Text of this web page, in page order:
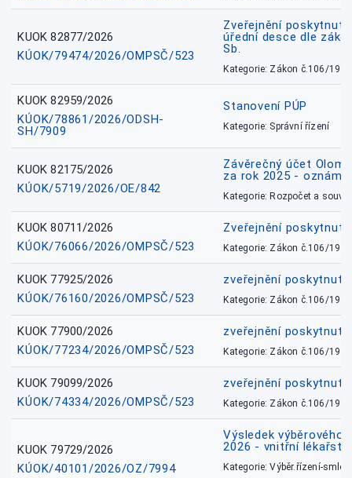
KUOK 82877/2026
KÚOK/79474/2026/OMPSČ/523
Zveřejnění
úřední desce dle
Sb.
Kategorie: Zákon č.106/1999
KUOK 82959/2026
KÚOK/78861/2026/ODSH-
SH/7909
Stanovení PÚP
Kategorie: Správní řízení
KUOK 82175/2026
KÚOK/5719/2026/OE/842
Závěrečný účet
za rok 2025 -
Kategorie: Rozpočet a
KUOK 80711/2026
KÚOK/76066/2026/OMPSČ/523
Zveřejnění
Kategorie: Zákon č.106/1999
KUOK 77925/2026
KÚOK/76160/2026/OMPSČ/523
zveřejnění
Kategorie: Zákon č.106/1999
KUOK 77900/2026
KÚOK/77234/2026/OMPSČ/523
zveřejnění
Kategorie: Zákon č.106/1999
KUOK 79099/2026
KÚOK/74334/2026/OMPSČ/523
zveřejnění
Kategorie: Zákon č.106/1999
KUOK 79729/2026
KÚOK/40101/2026/OZ/7994
Výsledek výběrového
2026 - vnitřní
Kategorie: Výběr.řízení-